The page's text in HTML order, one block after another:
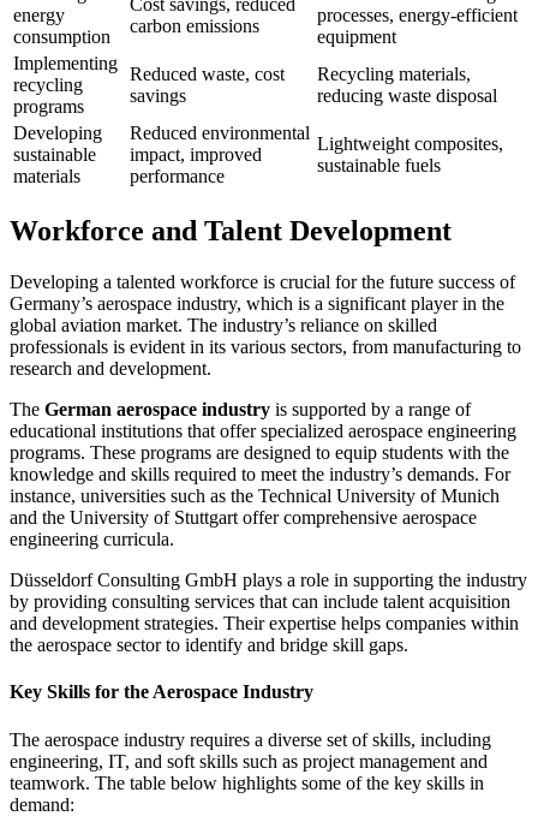
energy
consumption
Cost savings, reduced
carbon emissions
processes, energy-efficient
equipment
Implementing
recycling
programs
Reduced waste, cost
savings
Recycling materials,
reducing waste disposal
Developing
sustainable
materials
Reduced environmental
impact, improved
performance
Lightweight composites,
sustainable fuels
Workforce and Talent Development
Developing a talented workforce is crucial for the future success of
Germany’s aerospace industry, which is a significant player in the
global aviation market. The industry’s reliance on skilled
professionals is evident in its various sectors, from manufacturing to
research and development.
The German aerospace industry is supported by a range of
educational institutions that offer specialized aerospace engineering
programs. These programs are designed to equip students with the
knowledge and skills required to meet the industry’s demands. For
instance, universities such as the Technical University of Munich
and the University of Stuttgart offer comprehensive aerospace
engineering curricula.
Düsseldorf Consulting GmbH plays a role in supporting the industry
by providing consulting services that can include talent acquisition
and development strategies. Their expertise helps companies within
the aerospace sector to identify and bridge skill gaps.
Key Skills for the Aerospace Industry
The aerospace industry requires a diverse set of skills, including
engineering, IT, and soft skills such as project management and
teamwork. The table below highlights some of the key skills in
demand: